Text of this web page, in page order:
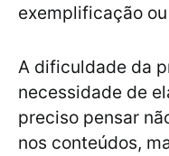
exemplificação
A dificuldade da
necessidade de
preciso pensar
nos conteúdos,